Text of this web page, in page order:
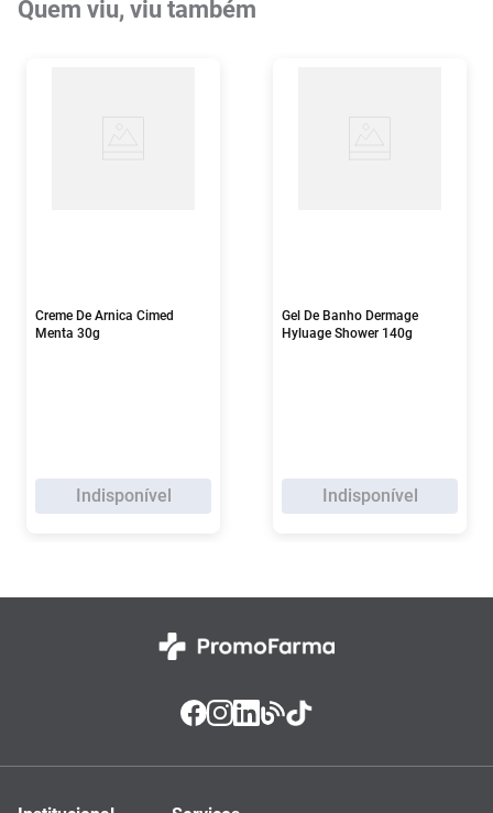
Quem viu, viu também
Creme De Arnica Cimed
Menta 30g
Indisponível
Gel De Banho Dermage
Hyluage Shower 140g
Indisponível